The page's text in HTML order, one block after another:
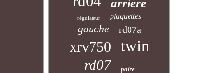
arrière
régulateur plaquettes
gauche rd07a
xrv750 twin
rd07 paire